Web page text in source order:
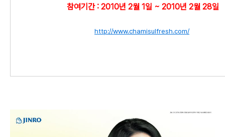
참여기간 : 2010년 2월 1일 ~ 2010년 2월 28일
http://www.chamisulfresh.com/